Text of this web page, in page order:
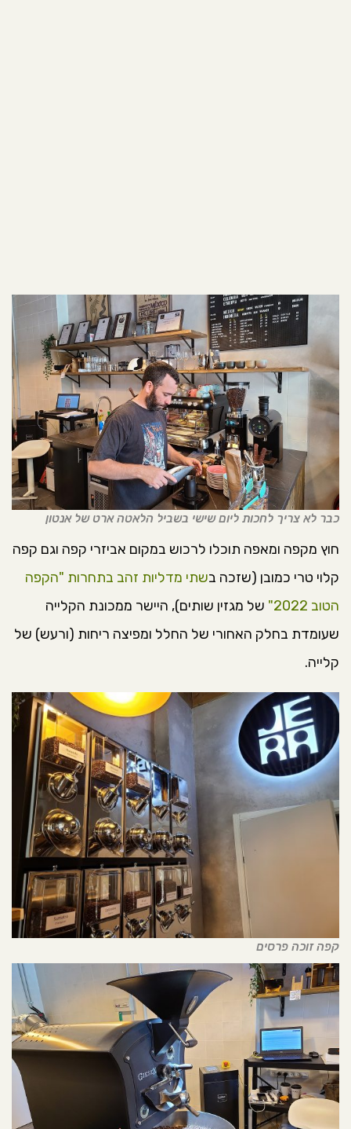
כבר לא צריך לחכות ליום שישי בשביל הלאטה ארט של אנטון
חוץ מקפה ומאפה תוכלו לרכוש במקום אביזרי קפה וגם קפה
קלוי טרי כמובן (שזכה בשתי מדליות זהב בתחרות "הקפה
הטוב 2022"
של מגזין שותים), היישר ממכונת הקלייה
שעומדת בחלק האחורי של החלל ומפיצה ריחות (ורעש) של
קלייה.
קפה זוכה פרסים